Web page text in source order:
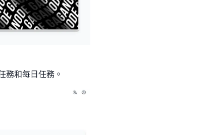
務和每日任務。